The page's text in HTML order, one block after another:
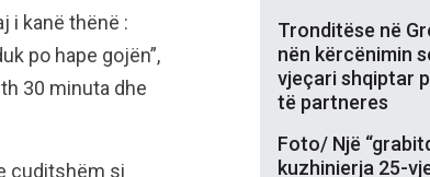
i kanë thënë :
po hape gojën”,
30 minuta dhe
çuditshëm si
Tronditëse në
nën kërcënimin
vjeçari shqiptar
të partneres
Foto/ Një
kuzhinierja 25-